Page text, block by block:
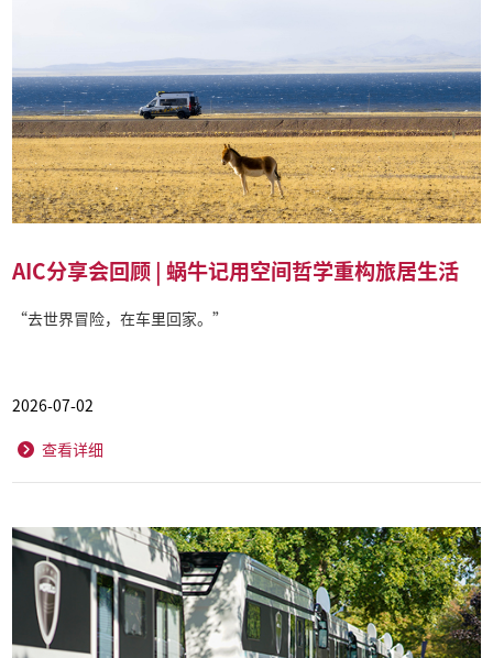
AIC分享会回顾 | 蜗牛记用空间哲学重构旅居生活
“去世界冒险，在车里回家。”
2026-07-02
查看详细